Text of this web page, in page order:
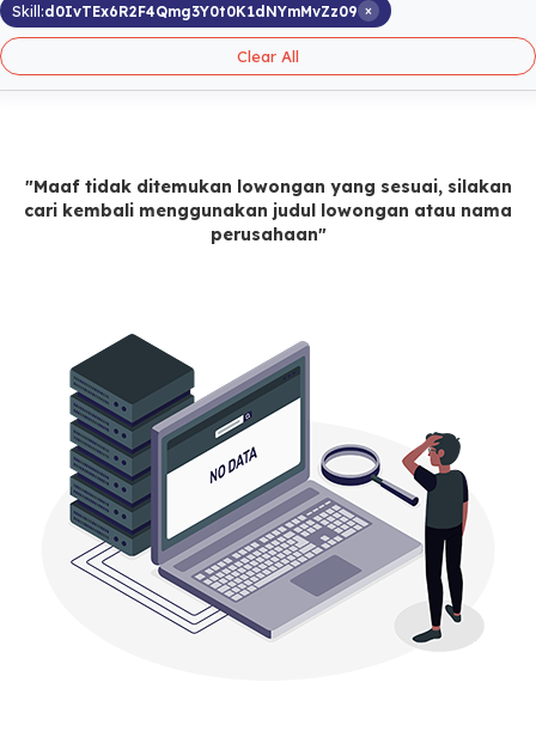
Skill:d0IvTEx6R2F4Qmg3Y0t0K1dNYmMvZz09 ×
Clear All
"Maaf tidak ditemukan lowongan yang sesuai, silakan
cari kembali menggunakan judul lowongan atau nama
perusahaan"